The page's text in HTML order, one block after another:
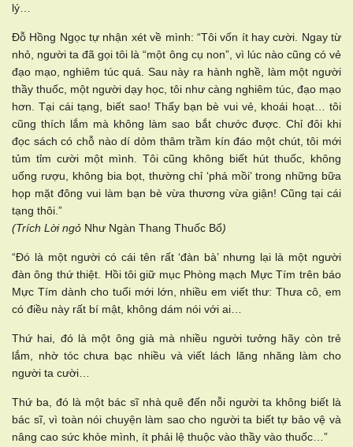
lý…
Đỗ Hồng Ngọc tự nhận xét về mình: “Tôi vốn ít hay cười. Ngay từ
nhỏ, người ta đã gọi tôi là “một ông cụ non”, vì lúc nào cũng có vẻ
đạo mạo, nghiêm túc quá. Sau này ra hành nghề, làm một người
thầy thuốc, một người dạy học, tôi như càng nghiêm túc, đạo mạo
hơn. Tại cái tạng, biết sao! Thấy bạn bè vui vẻ, khoái hoạt… tôi
cũng thích lắm mà không làm sao bắt chước được. Chỉ đôi khi
đọc sách có chỗ nào dí dỏm thâm trầm kín đáo một chút, tôi mới
tủm tỉm cười một mình. Tôi cũng không biết hút thuốc, không
uống rượu, không bia bọt, thường chỉ ‘phá mồi’ trong những bữa
họp mặt đông vui làm bạn bè vừa thương vừa giận! Cũng tại cái
tạng thôi.”
(Trích Lời ngỏ Như Ngàn Thang Thuốc Bổ)
“Đó là một người có cái tên rất ‘đàn bà’ nhưng lại là một người
đàn ông thứ thiệt. Hồi tôi giữ mục Phòng mạch Mực Tím trên báo
Mực Tím dành cho tuổi mới lớn, nhiều em viết thư: Thưa cô, em
có điều này rất bí mật, không dám nói với ai…
Thứ hai, đó là một ông già mà nhiều người tưởng hãy còn trẻ
lắm, nhờ tóc chưa bạc nhiều và viết lách lăng nhăng làm cho
người ta cười…
Thứ ba, đó là một bác sĩ nhà quê đến nỗi người ta không biết là
bác sĩ, vì toàn nói chuyện làm sao cho người ta biết tự bảo vệ và
nâng cao sức khỏe mình, ít phải lệ thuộc vào thầy vào thuốc…”